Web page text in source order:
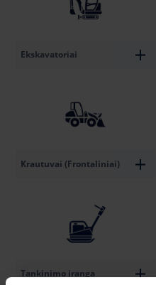
Ekskavatoriai
Krautuvai (Frontaliniai)
Tankinimo įranga